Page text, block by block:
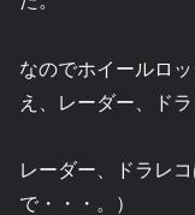
なのでホイールロ
え、レーダー、ドラ
レーダー、ドラレ
で・・・。）